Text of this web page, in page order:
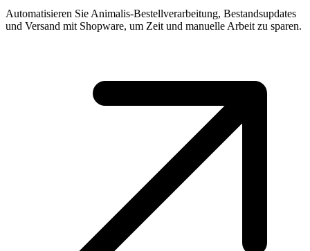
Automatisieren Sie Animalis-Bestellverarbeitung, Bestandsupdates
und Versand mit Shopware, um Zeit und manuelle Arbeit zu sparen.